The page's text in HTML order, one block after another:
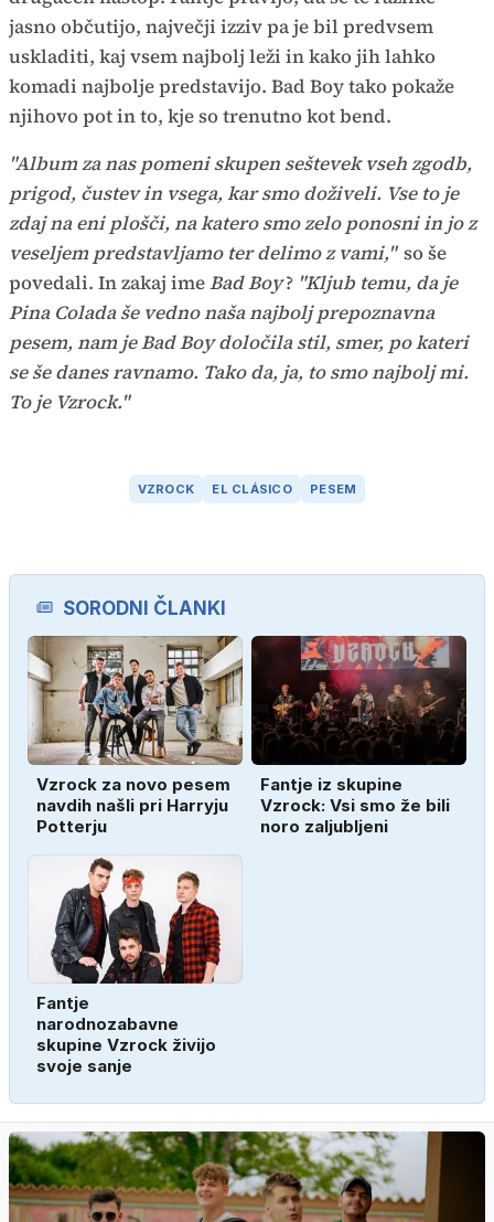
jasno občutijo, največji izziv pa je bil predvsem
uskladiti, kaj vsem najbolj leži in kako jih lahko
komadi najbolje predstavijo. Bad Boy tako pokaže
njihovo pot in to, kje so trenutno kot bend.
"Album za nas pomeni skupen seštevek vseh zgodb,
prigod, čustev in vsega, kar smo doživeli. Vse to je
zdaj na eni plošči, na katero smo zelo ponosni in jo z
veseljem predstavljamo ter delimo z vami," so še
povedali. In zakaj imeBad Boy? "Kljub temu, da je
Pina Colada še vedno naša najbolj prepoznavna
pesem, nam je Bad Boy določila stil, smer, po kateri
se še danes ravnamo. Tako da, ja, to smo najbolj mi.
To je Vzrock."
VZROCK EL CLÁSICO PESEM
SORODNI ČLANKI
Vzrock za novo pesem
navdih našli pri Harryju
Potterju
Fantje iz skupine
Vzrock: Vsi smo že bili
noro zaljubljeni
Fantje
narodnozabavne
skupine Vzrock živijo
svoje sanje